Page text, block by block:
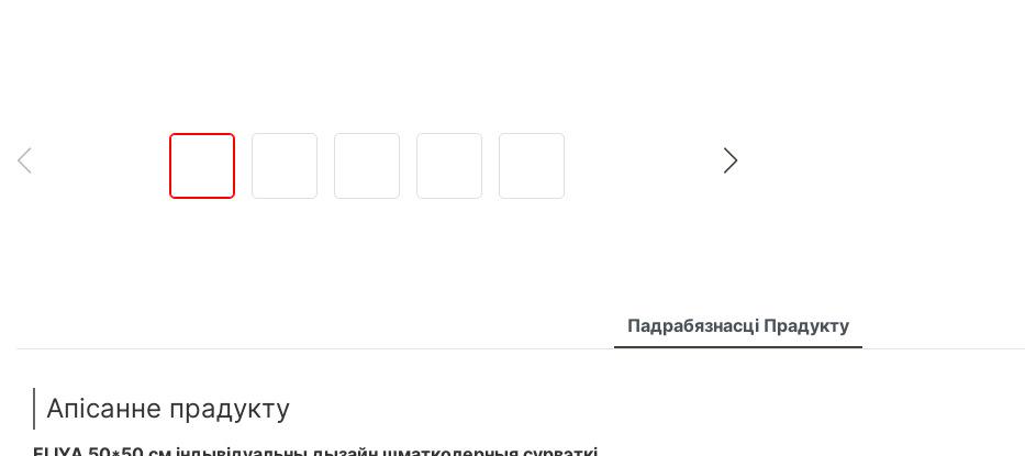
Падрабязнасці Прадукту
Апісанне прадукту